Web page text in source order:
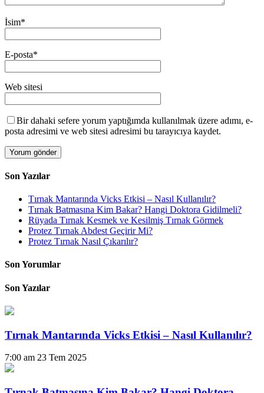
İsim*
E-posta*
Web sitesi
Bir dahaki sefere yorum yaptığımda kullanılmak üzere adımı, e-
posta adresimi ve web sitesi adresimi bu tarayıcıya kaydet.
Son Yazılar
Tırnak Mantarında Vicks Etkisi – Nasıl Kullanılır?
Tırnak Batmasına Kim Bakar? Hangi Doktora Gidilmeli?
Rüyada Tırnak Kesmek ve Kesilmiş Tırnak Görmek
Protez Tırnak Abdest Geçirir Mi?
Protez Tırnak Nasıl Çıkarılır?
Son Yorumlar
Son Yazılar
Tırnak Mantarında Vicks Etkisi – Nasıl Kullanılır?
7:00 am 23 Tem 2025